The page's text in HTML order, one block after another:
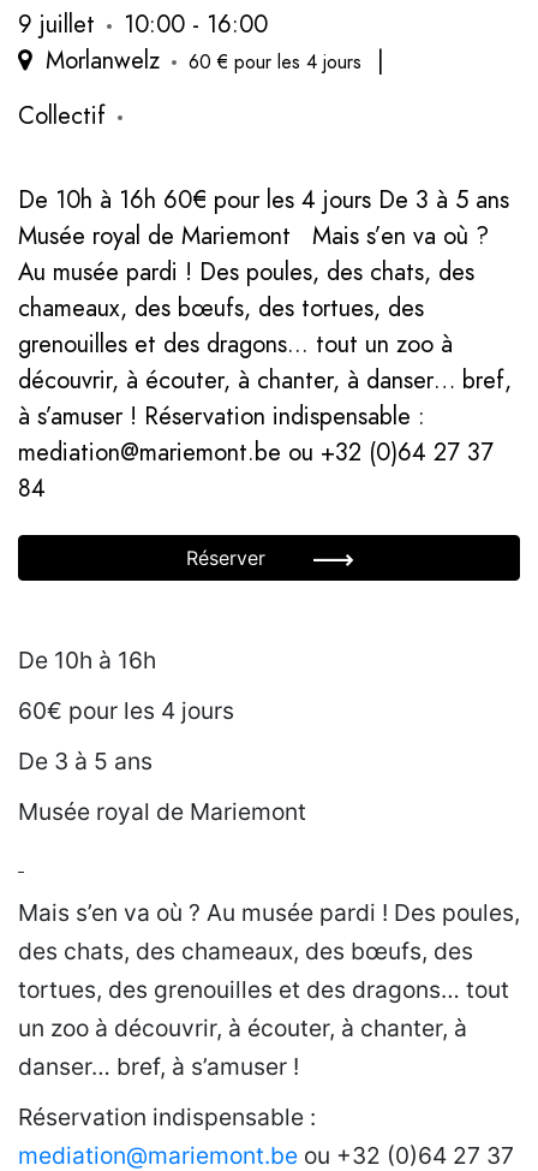
9 juillet
10:00 - 16:00
Morlanwelz
60 € pour les 4 jours
|
Collectif
De 10h à 16h 60€ pour les 4 jours De 3 à 5 ans
Musée royal de Mariemont Mais s’en va où ?
Au musée pardi ! Des poules, des chats, des
chameaux, des bœufs, des tortues, des
grenouilles et des dragons... tout un zoo à
découvrir, à écouter, à chanter, à danser… bref,
à s’amuser ! Réservation indispensable :
mediation@mariemont.be ou +32 (0)64 27 37
84
Réserver
De 10h à 16h
60€ pour les 4 jours
De 3 à 5 ans
Musée royal de Mariemont
Mais s’en va où ? Au musée pardi ! Des poules,
des chats, des chameaux, des bœufs, des
tortues, des grenouilles et des dragons… tout
un zoo à découvrir, à écouter, à chanter, à
danser… bref, à s’amuser !
Réservation indispensable :
mediation@mariemont.be ou +32 (0)64 27 37